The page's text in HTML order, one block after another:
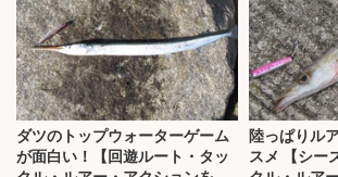
ダツのトップウォーターゲーム
が面白い！【回遊ルート・タッ
陸っぱりル
スメ 【シー